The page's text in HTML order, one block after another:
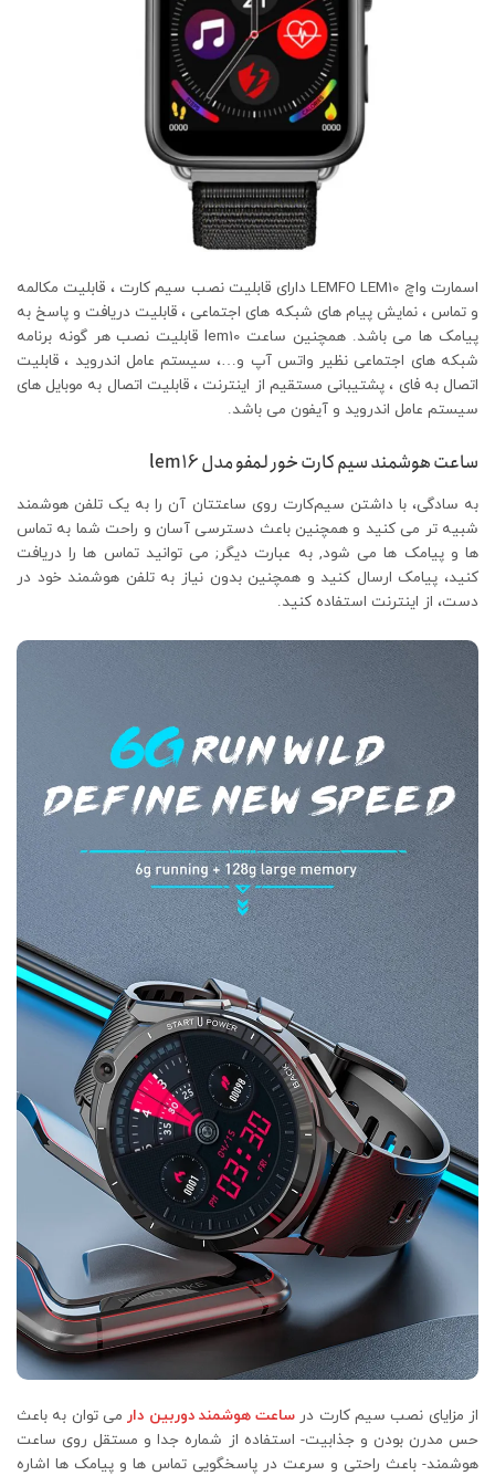
اسمارت واچ LEMFO LEM10 دارای قابلیت نصب سیم کارت ، قابلیت مکالمه
و تماس ، نمایش پیام های شبکه های اجتماعی ، قابلیت دریافت و پاسخ به
پیامک ها می باشد. همچنین ساعت lem10 قابلیت نصب هر گونه برنامه
شبکه های اجتماعی نظیر واتس آپ و…، سیستم عامل اندروید ، قابلیت
اتصال به فای ، پشتیبانی مستقیم از اینترنت ، قابلیت اتصال به موبایل های
سیستم عامل اندروید و آیفون می باشد.
ساعت هوشمند سیم کارت خور لمفو مدل lem16
به سادگی، با داشتن سیم‌کارت روی ساعتتان آن را به یک تلفن هوشمند
شبیه تر می کنید و همچنین باعث دسترسی آسان و راحت شما به تماس
ها و پیامک ها می شود, به عبارت دیگر; می توانید تماس ها را دریافت
کنید، پیامک ارسال کنید و همچنین بدون نیاز به تلفن هوشمند خود در
دست، از اینترنت استفاده کنید.
از مزایای نصب سیم کارت در ساعت هوشمند دوربین دارمی توان به باعث
حس مدرن بودن و جذابیت- استفاده از شماره جدا و مستقل روی ساعت
هوشمند- باعث راحتی و سرعت در پاسخگویی تماس ها و پیامک ها اشاره